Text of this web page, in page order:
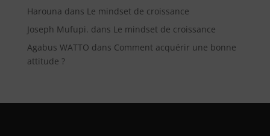
Harouna dans Le mindset de croissance
Joseph Mufupi. dans Le mindset de croissance
Agabus WATTO dans Comment acquérir une bonne
attitude ?